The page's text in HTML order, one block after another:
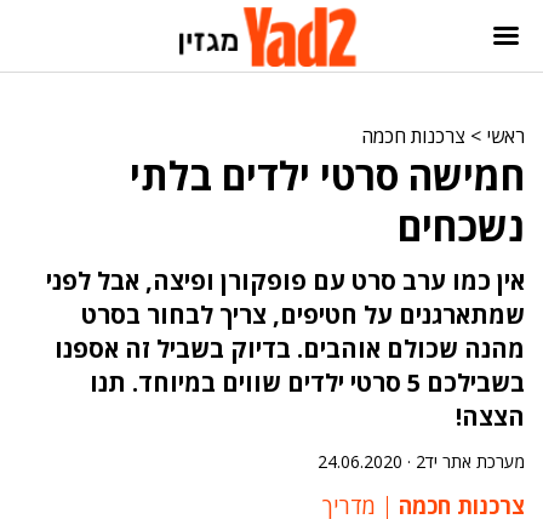
ראשי > צרכנות חכמה
חמישה סרטי ילדים בלתי
נשכחים
אין כמו ערב סרט עם פופקורן ופיצה, אבל לפני
שמתארגנים על חטיפים, צריך לבחור בסרט
מהנה שכולם אוהבים. בדיוק בשביל זה אספנו
בשבילכם 5 סרטי ילדים שווים במיוחד. תנו
הצצה!
מערכת אתר יד2 · 24.06.2020
צרכנות חכמה מדריך